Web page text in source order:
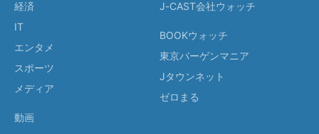
経済
IT
エンタメ
スポーツ
メディア
動画
J-CAST会社ウォッチ
BOOKウォッチ
東京バーゲンマニア
Jタウンネット
ゼロまる